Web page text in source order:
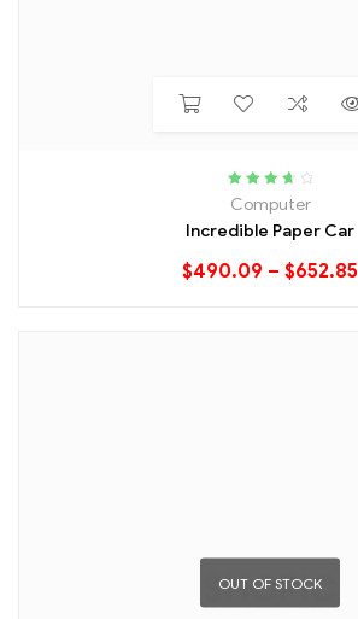
Rated
Computer
Incredible Paper Car
$490.09 – $652.85
OUT OF STOCK